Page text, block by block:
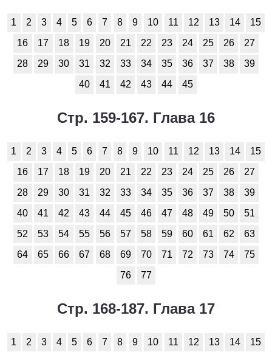
1 2 3 4 5 6 7 8 9 10 11 12 13 14
15
16
17 18 19 20 21 22 23 24 25 26
27
28
29 30 31 32 33 34 35 36 37 38
39
40
41 42 43 44 45
Стр. 159-167. Глава 16
1 2 3 4 5 6 7 8 9 10 11 12 13 14
15
16
17 18 19 20 21 22 23 24 25 26
27
28
29 30 31 32 33 34 35 36 37 38
39
40
41 42 43 44 45 46 47 48 49 50
51
52
53 54 55 56 57 58 59 60 61 62
63
64
65 66 67 68 69 70 71 72 73 74
75
76
77
Стр. 168-187. Глава 17
1 2 3 4 5 6 7 8 9 10 11 12 13 14
15